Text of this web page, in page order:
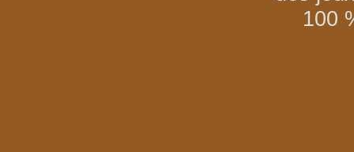
100